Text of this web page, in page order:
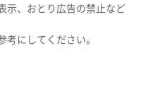
示、おとり広告の禁止など
にしてください。